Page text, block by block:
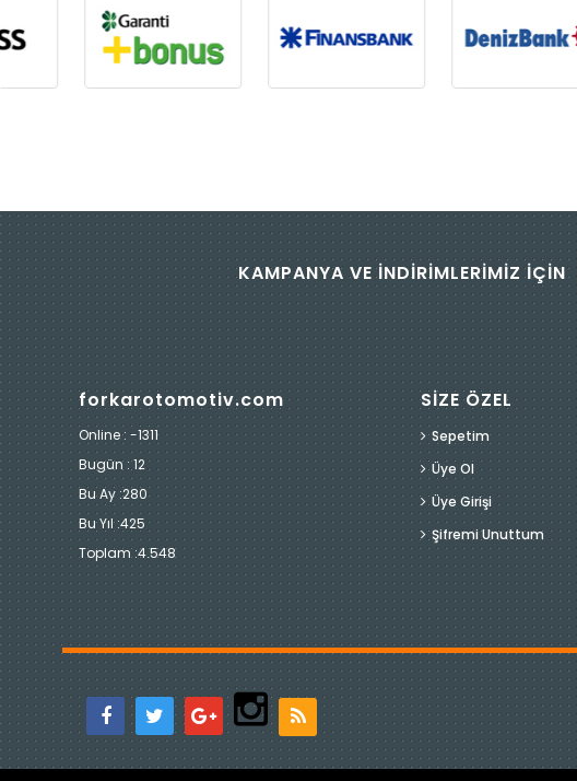
KAMPANYA VE İNDİRİMLERİMİZ İÇİN
forkarotomotiv.com
Online : -1311
Bugün :12
Bu Ay :280
Bu Yıl :425
Toplam :4.548
SİZE ÖZEL
Sepetim
Üye Ol
Üye Girişi
Şifremi Unuttum